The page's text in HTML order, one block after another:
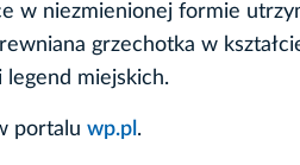
w niezmienionej formie
grzechotka w
legend miejskich.
portalu wp.pl .